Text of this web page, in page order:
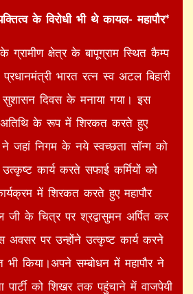
के विरोधी भी थे कायल- महापौर*
ग्रामीण क्षेत्र के बापूग्राम स्थित कैम्प
भारत रत्न स्व अटल बिहारी
सुशासन दिवस के मनाया गया। इस
के रूप में शिरकत करते हुए
ने जहां निगम के नये स्वच्छता सॉन्ग को
कार्य करते सफाई कर्मियों को
में शिरकत करते हुए महापौर
के चित्र पर श्रद्वासुमन अर्पित कर
अवसर पर उन्होंने उत्कृष्ट कार्य करने
भी किया।अपने सम्बोधन में महापौर ने
पार्टी को शिखर तक पहुंचाने में वाजपेयी